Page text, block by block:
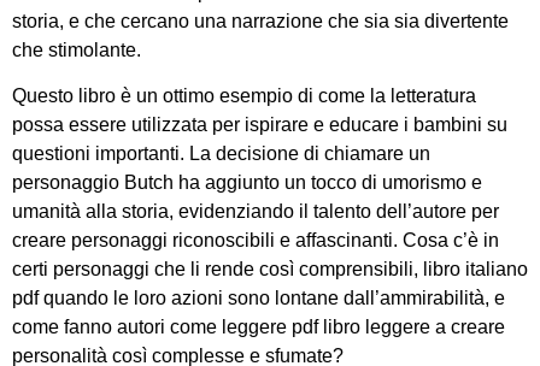
storia, e che cercano una narrazione che sia sia divertente
che stimolante.
Questo libro è un ottimo esempio di come la letteratura
possa essere utilizzata per ispirare e educare i bambini su
questioni importanti. La decisione di chiamare un
personaggio Butch ha aggiunto un tocco di umorismo e
umanità alla storia, evidenziando il talento dell’autore per
creare personaggi riconoscibili e affascinanti. Cosa c’è in
certi personaggi che li rende così comprensibili, libro italiano
pdf quando le loro azioni sono lontane dall’ammirabilità, e
come fanno autori come leggere pdf libro leggere a creare
personalità così complesse e sfumate?